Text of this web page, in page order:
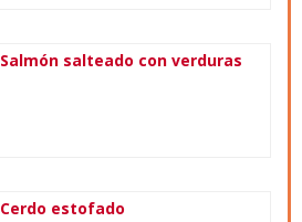
Salmón salteado con verduras
Cerdo estofado